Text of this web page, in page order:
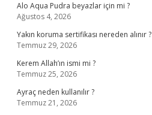
Alo Aqua Pudra beyazlar için mi ?
Ağustos 4, 2026
Yakın koruma sertifikası nereden alınır ?
Temmuz 29, 2026
Kerem Allah’ın ismi mi ?
Temmuz 25, 2026
Ayraç neden kullanılır ?
Temmuz 21, 2026